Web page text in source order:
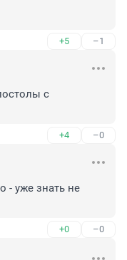
+5 –1
с
+4 –0
- уже знать не
+0 –0